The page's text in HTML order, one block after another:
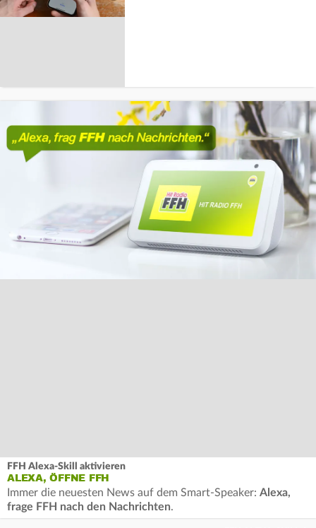
FFH Alexa-Skill aktivieren
ALEXA, ÖFFNE FFH
Immer die neuesten News auf dem Smart-Speaker: Alexa,
frage FFH nach den Nachrichten.